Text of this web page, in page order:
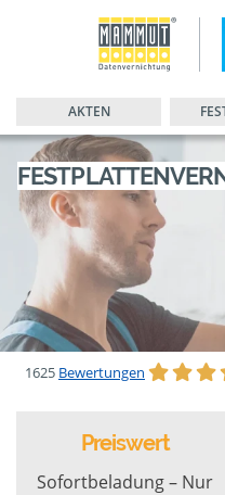
AKTEN
1625 Bewertungen
Preiswert
Sofortbeladung – Nur